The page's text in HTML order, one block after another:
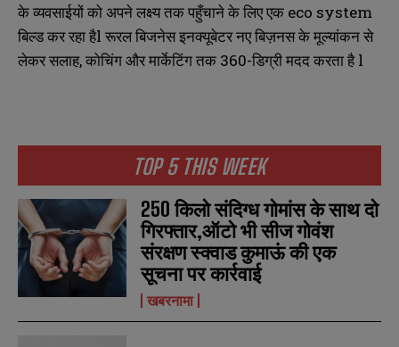
TOP 5 THIS WEEK
250 किलो संदिग्ध गोमांस के साथ दो
गिरफ्तार,ऑटो भी सीज गोवंश
संरक्षण स्क्वाड कुमाऊं की एक
सूचना पर कार्रवाई
खबरनामा
के व्यवसाईयों को अपने लक्ष्य तक पहुँचाने के लिए एक eco system
बिल्ड कर रहा हैl रूरल बिजनेस इनक्यूबेटर नए बिज़नस के मूल्यांकन से
लेकर सलाह, कोचिंग और मार्केटिंग तक 360-डिग्री मदद करता है l